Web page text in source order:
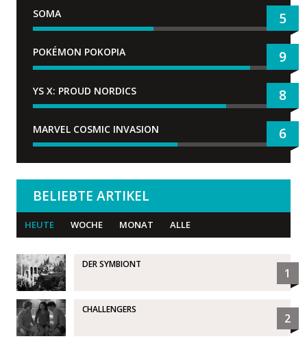
SOMA 5
POKÉMON POKOPIA 9
YS X: PROUD NORDICS 8
MARVEL COSMIC INVASION 6
BELIEBTE ARTIKEL
HEUTE WOCHE MONAT ALLE
DER SYMBIONT
1
CHALLENGERS
2